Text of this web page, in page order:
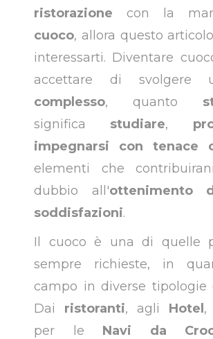
ristorazione con la
cuoco, allora questo
interessarti. Diventare
accettare di svolgere
complesso, quanto
significa studiare,
impegnarsi con tenace
elementi che
dubbio all'ottenimento
soddisfazioni.
Il cuoco è una di quelle
sempre richieste, in
campo in diverse tipologie
Dai ristoranti, agli Hotel,
per le Navi da